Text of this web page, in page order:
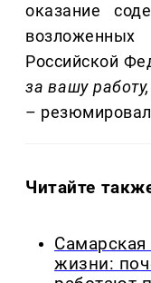
оказание
Российской
за вашу
–
Читайте
Самарская
жизни: